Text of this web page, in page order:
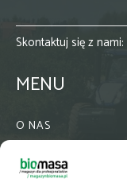
Skontaktuj się z nami:
MENU
O NAS
WSPÓŁPRACA